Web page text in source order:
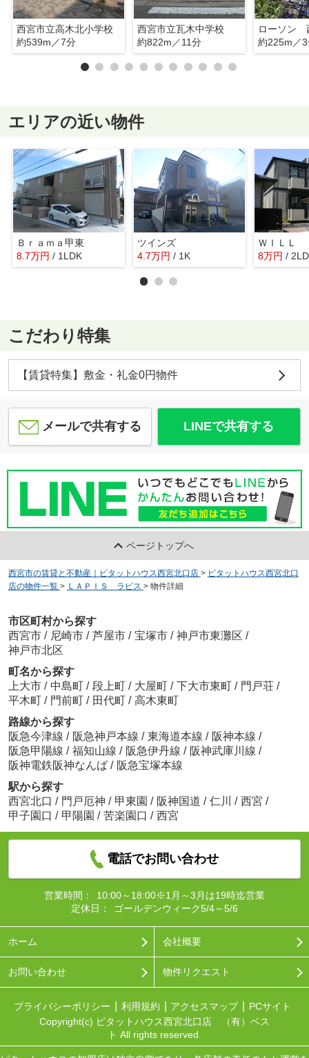
西宮市立高木北小学校
約539m／7分
西宮市立瓦木中学校
約822m／11分
約225m／
エリアの近い物件
Ｂｒａｍａ甲東
8.7万円 / 1LDK
ツインズ
4.7万円 / 1K
ＷＩＬＬ
8万円 /
こだわり特集
【賃貸特集】敷金・礼金0円物件
メールで共有する LINEで共有する
ページトップへ
西宮市の賃貸と不動産｜ピタットハウス西宮北口店 > ピタットハウス西宮北口
店の物件一覧 > ＬＡＰＩＳ ラピス > 物件詳細
市区町村から探す
西宮市 / 尼崎市 / 芦屋市 / 宝塚市 / 神戸市東灘区 /
神戸市北区
町名から探す
上大市 / 中島町 / 段上町 / 大屋町 / 下大市東町 / 門戸荘 /
平木町 / 門前町 / 田代町 / 高木東町
路線から探す
阪急今津線 / 阪急神戸本線 / 東海道本線 / 阪神本線 /
阪急甲陽線 / 福知山線 / 阪急伊丹線 / 阪神武庫川線 /
阪神電鉄阪神なんば / 阪急宝塚本線
駅から探す
西宮北口 / 門戸厄神 / 甲東園 / 阪神国道 / 仁川 / 西宮 /
甲子園口 / 甲陽園 / 苦楽園口 / 西宮
電話でお問い合わせ
営業時間：
10:00～18:00※1月～3月は19時迄営業
定休日：
ゴールデンウィーク5/4～5/6
ホーム 会社概要
お問い合わせ 物件リクエスト
プライバシーポリシー 利用規約 アクセスマップ
PCサイト
Copyright(c) ピタットハウス西宮北口店 （有）ベス
ト All rights reserved.